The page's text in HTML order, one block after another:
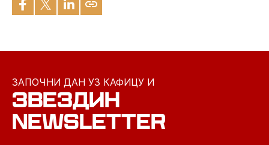
ЗАПОЧНИ ДАН УЗ КАФИЦУ И
ЗВЕЗДИН
NEWSLETTER